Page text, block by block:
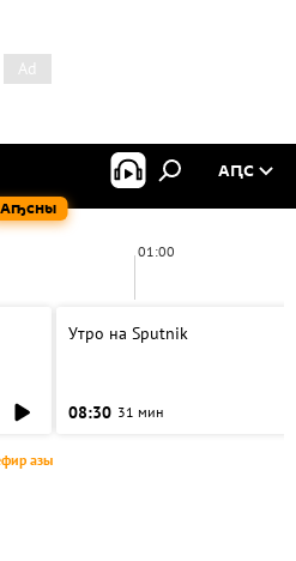
Аҧсны
АԤС
01:00
Утро на Sputnik
08:30 31 мин
азы